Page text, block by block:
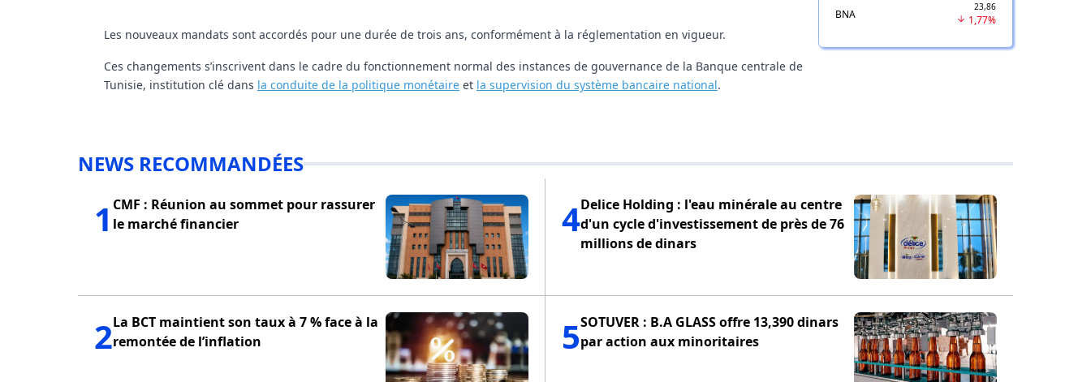
Les nouveaux mandats sont accordés pour une durée de trois ans, conformément à la réglementation en vigueur.
Ces changements s’inscrivent dans le cadre du fonctionnement normal des instances de gouvernance de la Banque centrale de
Tunisie, institution clé dans la conduite de la politique monétaire et la supervision du système bancaire national.
BNA
23,86
1,77%
NEWS RECOMMANDÉES
1 CMF : Réunion au sommet pour rassurer
le marché financier
2La BCT maintient son taux à 7 % face à la
remontée de l’inflation
4Delice Holding : l'eau minérale au centre
d'un cycle d'investissement de près de 76
millions de dinars
5SOTUVER : B.A GLASS offre 13,390 dinars
par action aux minoritaires